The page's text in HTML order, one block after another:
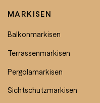
MARKISEN
Balkonmarkisen
Terrassenmarkisen
Pergolamarkisen
Sichtschutzmarkisen